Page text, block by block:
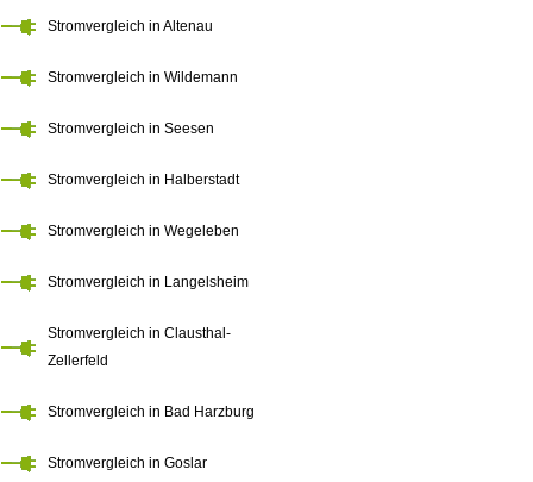
Stromvergleich in Altenau
Stromvergleich in Wildemann
Stromvergleich in Seesen
Stromvergleich in Halberstadt
Stromvergleich in Wegeleben
Stromvergleich in Langelsheim
Stromvergleich in Clausthal-
Zellerfeld
Stromvergleich in Bad Harzburg
Stromvergleich in Goslar